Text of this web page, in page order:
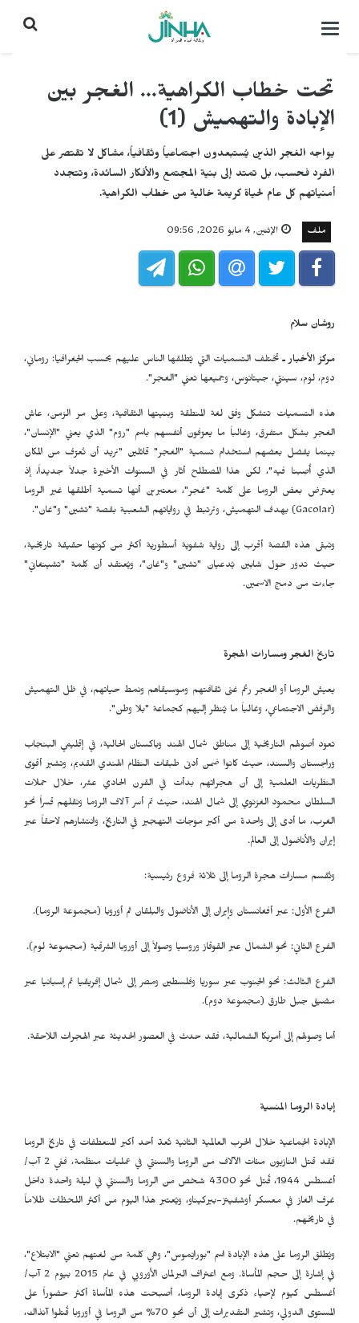
التحكم
تحت خطاب الكراهية... الغجر بين
الإبادة والتهميش (1)
يواجه الغجر الذين يُستبعدون اجتماعياً وثقافياً، مشاكل لا تقتصر على
الفرد فحسب، بل تمتد إلى بنية المجتمع والأفكار السائدة، وتتجدد
أمنياتهم كل عام لحياة كريمة خالية من خطاب الكراهية.
ملف الإثنين, 4 مايو 2026, 09:56
روشان سلام
مركز الأخبار ـتختلف التسميات التي يُطلقها الناس عليهم بحسب الجغرافيا: روماني،
دوم، لوم، سينتي، جيتانوس، وجميعها تعني "الغجر".
هذه التسميات تتشكل وفق لغة المنطقة وبنيتها الثقافية، وعلى مر الزمن، عاش
الغجر بشكل متفرق، وغالباً ما يعرّفون أنفسهم باسم "روم" الذي يعني "الإنسان"،
بينما يفضل بعضهم استخدام تسمية "الغجر" قائلين "نريد أن نُعرّف من المكان
الذي أُصِبنا فيه"، لكن هذا المصطلح أثار في السنوات الأخيرة جدلاً جديداً، إذ
يعترض بعض الروما على كلمة "غجر"، معتبرين أنها تسمية أطلقها غير الروما
(
Gacolar) بهدف التهميش، وترتبط في رواياتهم الشعبية بقصة "تشين" و"غان".
وتبقى هذه القصة أقرب إلى رواية شفوية أسطورية أكثر من كونها حقيقة تاريخية،
حيث تدور حول شابين يُدعيان "تشين" و"غان"، ويُعتقد أن كلمة "تشينغاني"
جاءت من دمج الاسمين.
تاريخ الغجر ومسارات الهجرة
يعيش الروما أو الغجر رغم غنى ثقافتهم وموسيقاهم ونمط حياتهم، في ظل التهميش
والرفض الاجتماعي، وغالباً ما يُنظر إليهم كجماعة "بلا وطن".
تعود أصولهم التاريخية إلى مناطق شمال الهند وباكستان الحالية، في إقليمي البنجاب
وراجستان والسند، حيث كانوا ضمن أدنى طبقات النظام الهندي القديم، وتشير أقوى
النظريات العلمية إلى أن هجراتهم بدأت في القرن الحادي عشر، خلال حملات
السلطان محمود الغزنوي إلى شمال الهند، حيث تم أسر آلاف الروما ونقلهم قسراً نحو
الغرب، ما أدى إلى واحدة من أكبر موجات التهجير في التاريخ، وانتشارهم لاحقاً عبر
إيران والأناضول إلى العالم.
وتُقسم مسارات هجرة الروما إلى ثلاثة فروع رئيسية:
الفرع الأول: عبر أفغانستان وإيران إلى الأناضول والبلقان ثم أوروبا (مجموعة الروما).
الفرع الثاني: نحو الشمال عبر القوقاز وروسيا وصولاً إلى أوروبا الشرقية (مجموعة لوم).
الفرع الثالث: نحو الجنوب عبر سوريا وفلسطين ومصر إلى شمال إفريقيا ثم إسبانيا عبر
مضيق جبل طارق (مجموعة دوم).
أما وصولهم إلى أمريكا الشمالية، فقد حدث في العصور الحديثة عبر الهجرات اللاحقة.
إبادة الروما المنسية
الإبادة الجماعية خلال الحرب العالمية الثانية تُعدّ أحد أكبر المنعطفات في تاريخ الروما
فقد قتل النازيون مئات الآلاف من الروما والسنتي في عمليات منظمة، ففي 2 آب/
أغسطس 1944، قُتل نحو 4300 شخص من الروما والسنتي في ليلة واحدة داخل
غرف الغاز في معسكر أوشفيتز-بيركيناو، ويُعتبر هذا اليوم من أكثر اللحظات ظلاماً
في تاريخهم.
ويُطلق الروما على هذه الإبادة اسم "بورايْموس"، وهي كلمة من لغتهم تعني "الابتلاع"،
في إشارة إلى حجم المأساة. ومع اعتراف البرلمان الأوروبي في عام 2015 بيوم 2 آب/
أغسطس كيوم لإحياء ذكرى إبادة الروما، أصبحت هذه المأساة أكثر حضوراً على
المستوى الدولي، وتشير التقديرات إلى أن نحو 70% من الروما في أوروبا قُتلوا آنذاك،